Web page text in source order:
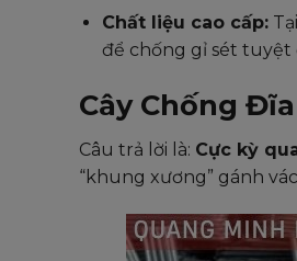
Chất liệu cao cấp:
để chống gỉ sét tuyệt
Cây Chống
Câu trả lời là: Cực kỳ
“khung xương” gánh